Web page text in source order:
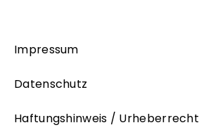
Impressum
Datenschutz
Haftungshinweis / Urheberrecht